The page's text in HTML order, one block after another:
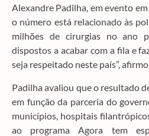
Alexandre Padilha, em evento
o número está relacionado às
milhões de cirurgias no ano
dispostos a acabar com a fila e
seja respeitado neste país”,
Padilha avaliou que o resultado
em função da parceria do
municípios, hospitais
ao programa Agora tem